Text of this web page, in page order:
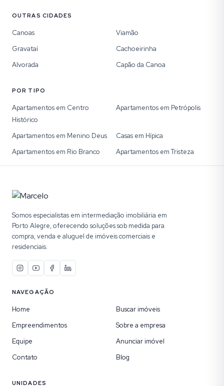
OUTRAS CIDADES
Canoas
Viamão
Gravataí
Cachoeirinha
Alvorada
Capão da Canoa
POR TIPO
Apartamentos em Centro
Histórico
Apartamentos em Petrópolis
Apartamentos em Menino Deus
Casas em Hípica
Apartamentos em Rio Branco
Apartamentos em Tristeza
Somos especialistas em intermediação imobiliária em
Porto Alegre, oferecendo soluções sob medida para
compra, venda e aluguel de imóveis comerciais e
residenciais.
NAVEGAÇÃO
Home
Buscar imóveis
Empreendimentos
Sobre a empresa
Equipe
Anunciar imóvel
Contato
Blog
UNIDADES